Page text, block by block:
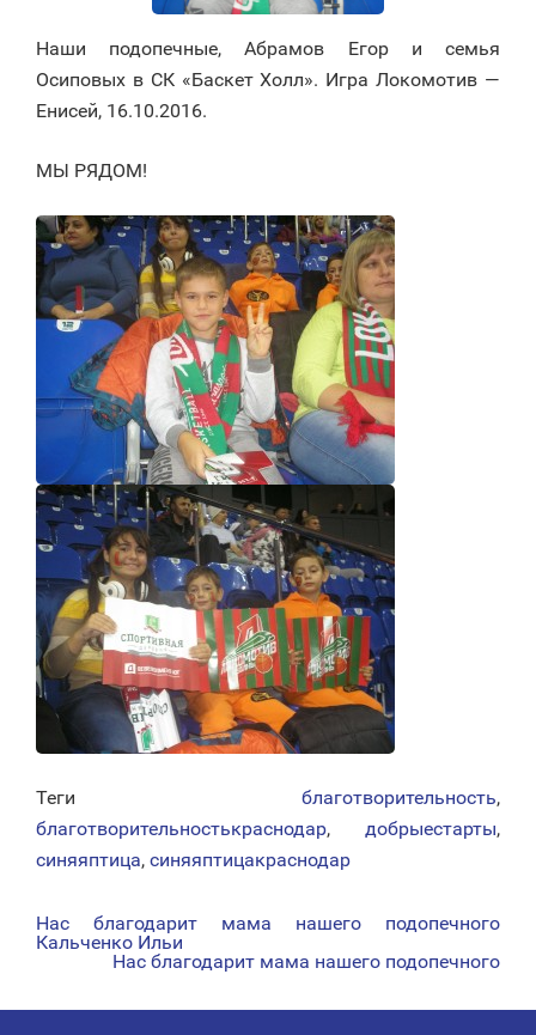
Наши подопечные, Абрамов Егор и семья
Осиповых в СК «Баскет Холл». Игра Локомотив —
Енисей, 16.10.2016.
МЫ РЯДОМ!
Теги благотворительность,
благотворительностькраснодар, добрыестарты,
синяяптица, синяяптицакраснодар
НАВИГАЦИЯ
Нас благодарит мама нашего подопечного
Кальченко Ильи
Нас благодарит мама нашего подопечного